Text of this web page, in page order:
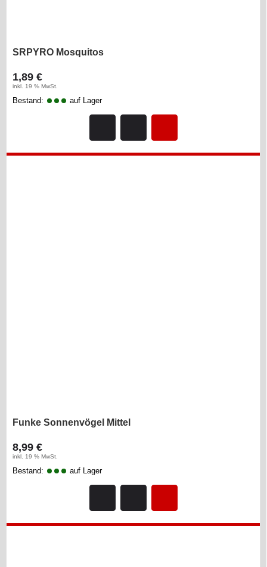
SRPYRO Mosquitos
1,89 €
inkl. 19 % MwSt.
Bestand: auf Lager
Funke Sonnenvögel Mittel
8,99 €
inkl. 19 % MwSt.
Bestand: auf Lager